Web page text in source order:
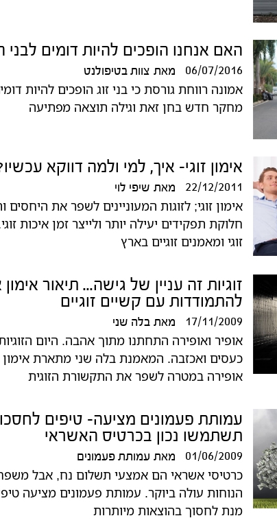
האם אנחנו הופכים להיות דומים לבני
06/07/2016 מאת צוות בטיפולנט
אמונה רווחת גורסת כי בני זוג הופכים להיות
מחקר חדש בחן זאת וגילה תוצאה מפתיעה
אימון זוגי- איך, למי ולמה דווקא
22/12/2011 מאת שיפי לוי
אימון זוגי; לזוגות המעוניינים לשפר את
חלוקת תפקידים יעילה יותר ולייצר זמן איכות
זוגי ומאמנים זוגיים בארץ
זוגיות זה עניין של גישה... תיאור אימון
להתמודדות עם קשיים זוגיים
17/11/2009 מאת בלה שני
אופיר ואופירה התחתנו מתוך אהבה. היום
כעסים ואכזבה. המאמנת בלה שני מתארת
אופירה במטרה לשפר את התקשורת הזוגית
עמותת פעמונים מציעה- טיפים
תשתמשו נכון בכרטיס האשראי
01/06/2009 מאת עמותת פעמונים
כרטיסי אשראי הם אמצעי תשלום נח, אבל
הנוחות עולה ביוקר. עמותת פעמונים מציעה
מנת לחסוך בהוצאות מיותרות